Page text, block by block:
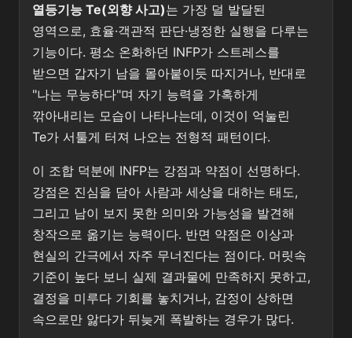
열등기능 Te(외향 사고)는 가장 덜 발달된
영역으로, 효율·객관적 판단·냉정한 실행을 다루는
기능이다. 평소 온화하던 INFP가 스트레스를
받으면 갑자기 남을 몰아붙이듯 따지거나, 반대로
"나는 무능하다"며 자기 능력을 가혹하게
깎아내리는 모습이 나타나는데, 이것이 억눌린
Te가 서툴게 터져 나오는 전형적 패턴이다.
이 조합 덕분에 INFP는 강점과 약점이 선명하다.
강점은 진심을 담아 사람과 세상을 대하는 태도,
그리고 남이 보지 못한 의미와 가능성을 발견해
창작으로 옮기는 능력이다. 반면 약점은 이상과
현실의 간극에서 자주 무너진다는 점이다. 머릿속
기준이 높다 보니 실제 결과물에 만족하지 못하고,
결정을 미루다 기회를 놓치거나, 감정이 상하면
속으로만 앓다가 뒤늦게 폭발하는 경우가 많다.